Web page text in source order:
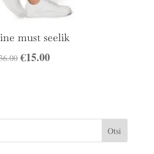
must seelik
Algne
€15.00Praegune